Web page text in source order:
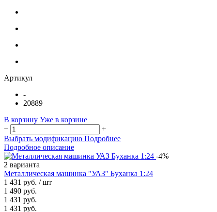
Артикул
-
20889
В корзину Уже в корзине
−
+
Выбрать модификацию Подробнее
Подробное описание
-4%
2 варианта
Металлическая машинка "УАЗ" Буханка 1:24
1 431 руб. / шт
1 490 руб.
1 431 руб.
1 431 руб.